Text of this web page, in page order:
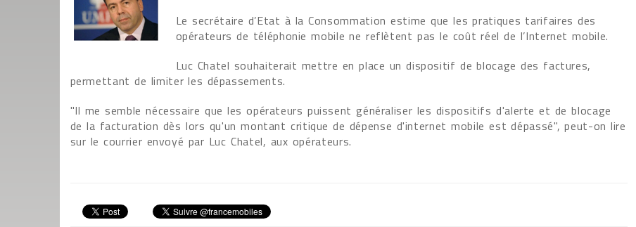
Le secrétaire d’Etat à la Consommation estime que les pratiques tarifaires des
opérateurs de téléphonie mobile ne reflètent pas le coût réel de l’Internet mobile.
Luc Chatel souhaiterait mettre en place un dispositif de blocage des factures,
permettant de limiter les dépassements.
"Il me semble nécessaire que les opérateurs puissent généraliser les dispositifs d'alerte et de blocage
de la facturation dès lors qu'un montant critique de dépense d'internet mobile est dépassé", peut-on lire
sur le courrier envoyé par Luc Chatel, aux opérateurs.